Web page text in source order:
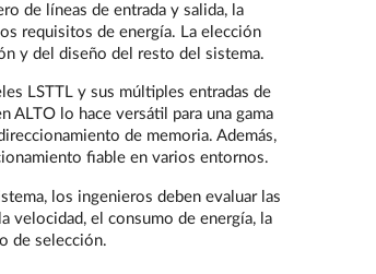
de líneas de entrada y salida, la
requisitos de energía. La elección
y del diseño del resto del sistema.
LSTTL y sus múltiples entradas de
ALTO lo hace versátil para una gama
de memoria. Además,
fiable en varios entornos.
los ingenieros deben evaluar las
velocidad, el consumo de energía, la
de selección.